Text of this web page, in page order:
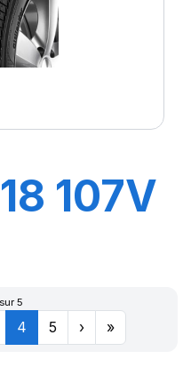
107V
5
4 5 › »